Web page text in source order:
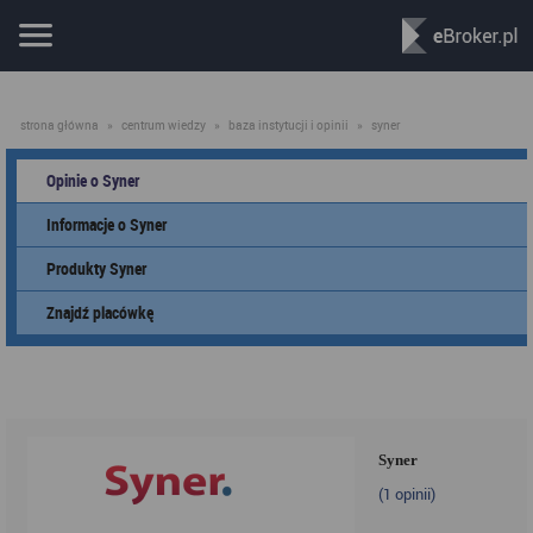
strona główna » centrum wiedzy » baza instytucji i opinii » syner
Opinie o Syner
Informacje o Syner
Produkty Syner
Znajdź placówkę
Syner
(1 opinii)